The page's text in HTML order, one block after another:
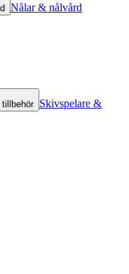
Nålar & nålvård
Skivspelare &